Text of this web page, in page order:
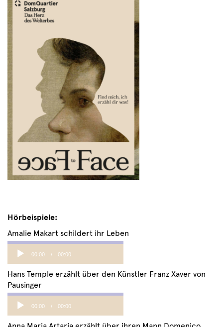
Hörbeispiele:
Amalie Makart schildert ihr Leben
Audio
Player
00:00 00:00
Hans Temple erzählt über den Künstler Franz Xaver von
Pausinger
Audio
Player
00:00 00:00